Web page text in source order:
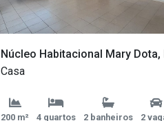
Casa
200 m² 4 quartos 2 banheiros 2